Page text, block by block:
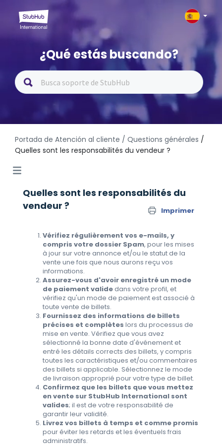
¿Qué estás buscando?
Portada de Atención al cliente / Questions générales /
Quelles sont les responsabilités du vendeur ?
Quelles sont les responsabilités du
vendeur ?
Imprimer
Vérifiez régulièrement vos e-mails, y
compris votre dossier Spam, pour les mises
à jour sur votre annonce et/ou le statut de la
vente une fois que nous aurons reçu vos
informations.
Assurez-vous d'avoir enregistré un mode
de paiement validedans votre profil, et
vérifiez qu'un mode de paiement est associé à
toute vente de billets.
Fournissez des informations de billets
précises et complètes lors du processus de
mise en vente. Vérifiez que vous avez
sélectionné la bonne date d'événement et
entré les détails corrects des billets, y compris
toutes les caractéristiques et/ou commentaires
des billets si applicable. Sélectionnez le mode
de livraison approprié pour votre type de billet.
Confirmez que les billets que vous mettez
en vente sur StubHub International sont
valides; il est de votre responsabilité de
garantir leur validité.
Livrez vos billets à temps et comme promis
pour éviter les retards et les éventuels frais
administratifs.